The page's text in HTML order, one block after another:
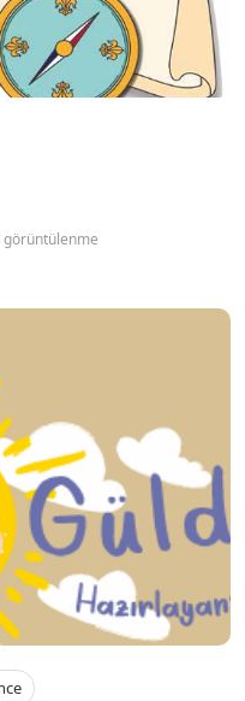
görüntülenme